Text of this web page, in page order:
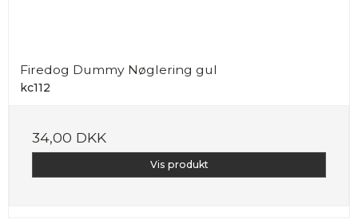
Firedog Dummy Nøglering gul
kc112
34,00 DKK
Vis produkt